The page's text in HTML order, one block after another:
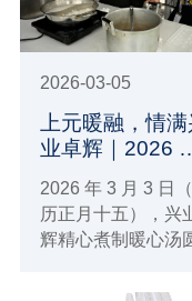
2026-03-05
上元暖融，情满
业卓辉｜2026
宵佳节送福
2026 年 3 月 3 日
历正月十五），兴
辉精心煮制暖心汤
共庆元宵佳节。